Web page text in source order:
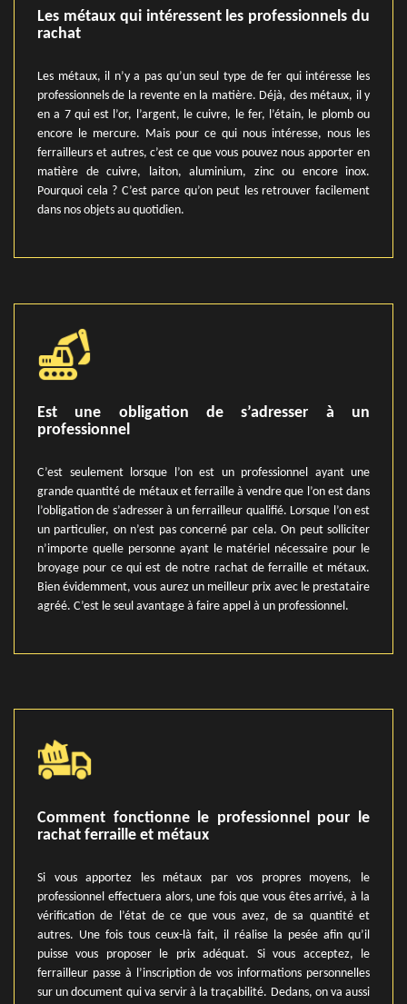
Les métaux qui intéressent les professionnels du
rachat
Les métaux, il n’y a pas qu’un seul type de fer qui intéresse les
professionnels de la revente en la matière. Déjà, des métaux, il y
en a 7 qui est l’or, l’argent, le cuivre, le fer, l’étain, le plomb ou
encore le mercure. Mais pour ce qui nous intéresse, nous les
ferrailleurs et autres, c’est ce que vous pouvez nous apporter en
matière de cuivre, laiton, aluminium, zinc ou encore inox.
Pourquoi cela ? C’est parce qu’on peut les retrouver facilement
dans nos objets au quotidien.
Est une obligation de s’adresser à un
professionnel
C’est seulement lorsque l’on est un professionnel ayant une
grande quantité de métaux et ferraille à vendre que l’on est dans
l’obligation de s’adresser à un ferrailleur qualifié. Lorsque l’on est
un particulier, on n’est pas concerné par cela. On peut solliciter
n’importe quelle personne ayant le matériel nécessaire pour le
broyage pour ce qui est de notre rachat de ferraille et métaux.
Bien évidemment, vous aurez un meilleur prix avec le prestataire
agréé. C’est le seul avantage à faire appel à un professionnel.
Comment fonctionne le professionnel pour le
rachat ferraille et métaux
Si vous apportez les métaux par vos propres moyens, le
professionnel effectuera alors, une fois que vous êtes arrivé, à la
vérification de l’état de ce que vous avez, de sa quantité et
autres. Une fois tous ceux-là fait, il réalise la pesée afin qu’il
puisse vous proposer le prix adéquat. Si vous acceptez, le
ferrailleur passe à l’inscription de vos informations personnelles
sur un document qui va servir à la traçabilité. Dedans, on va aussi